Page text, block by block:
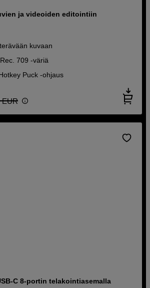
ja videoiden editointiin
kuvaan
709 -väriä
Puck -ohjaus
EUR
C 8-portin telakointiasemalla